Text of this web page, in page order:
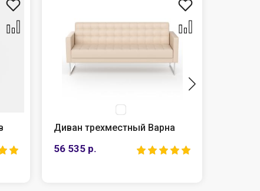
Диван трехместный Варна
56 535 р.